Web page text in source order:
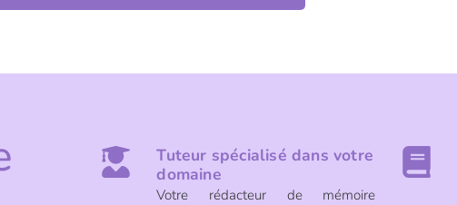
Tuteur spécialisé dans votre
domaine
Votre rédacteur de mémoire